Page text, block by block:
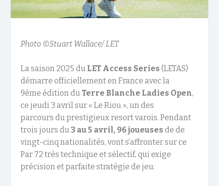
Photo ©Stuart Wallace/ LET
La saison 2025 du LET Access Series (LETAS)
démarre officiellement en France avec la
9ème édition duTerre Blanche Ladies Open,
ce jeudi 3 avril sur « Le Riou », un des
parcours du prestigieux resort varois. Pendant
trois jours du3 au 5 avril, 96 joueuses de de
vingt-cinq nationalités, vont s’affronter sur ce
Par 72 très technique et sélectif, qui exige
précision et parfaite stratégie de jeu.